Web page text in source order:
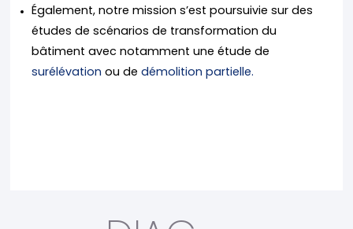
Également, notre mission s’est poursuivie sur des
études de scénarios de transformation du
bâtiment avec notamment une étude de
surélévation ou dedémolition partielle.